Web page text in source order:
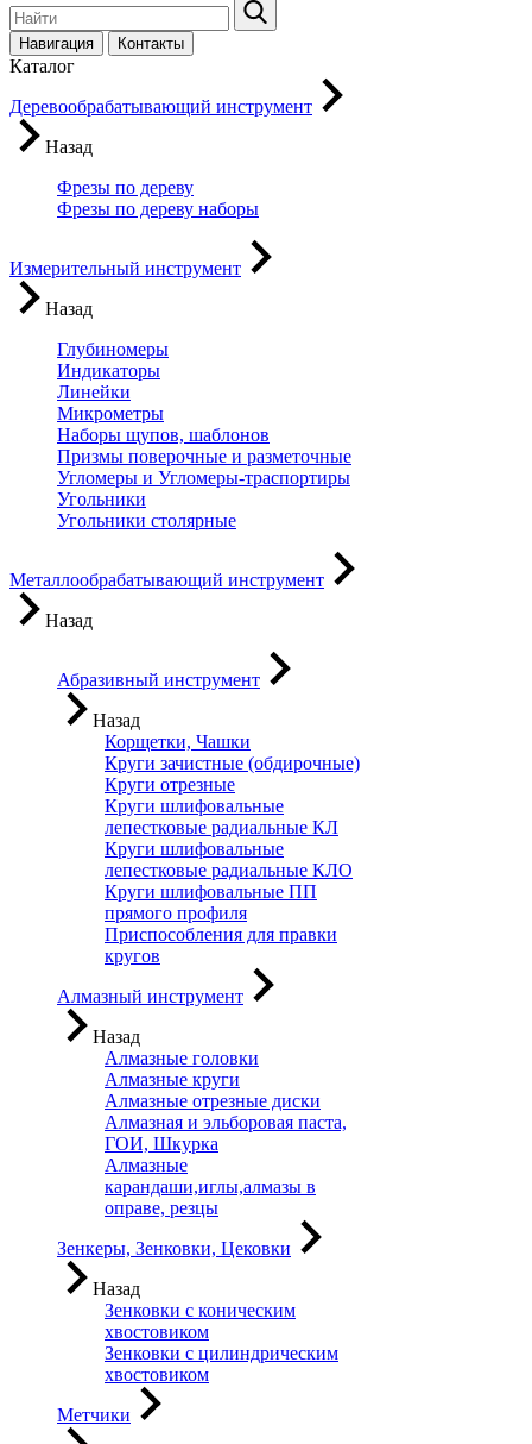
Навигация Контакты
Каталог
Деревообрабатывающий инструмент
Назад
Фрезы по дереву
Фрезы по дереву наборы
Измерительный инструмент
Назад
Глубиномеры
Индикаторы
Линейки
Микрометры
Наборы щупов, шаблонов
Призмы поверочные и разметочные
Угломеры и Угломеры-траспортиры
Угольники
Угольники столярные
Металлообрабатывающий инструмент
Назад
Абразивный инструмент
Назад
Корщетки, Чашки
Круги зачистные (обдирочные)
Круги отрезные
Круги шлифовальные
лепестковые радиальные КЛ
Круги шлифовальные
лепестковые радиальные КЛО
Круги шлифовальные ПП
прямого профиля
Приспособления для правки
кругов
Алмазный инструмент
Назад
Алмазные головки
Алмазные круги
Алмазные отрезные диски
Алмазная и эльборовая паста,
ГОИ, Шкурка
Алмазные
карандаши,иглы,алмазы в
оправе, резцы
Зенкеры, Зенковки, Цековки
Назад
Зенковки с коническим
хвостовиком
Зенковки с цилиндрическим
хвостовиком
Метчики